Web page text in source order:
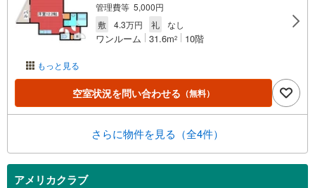
もっと見る
管理費等 5,000円
敷
4.3万円 礼 なし
ワンルーム 31.6m2 10階
空室状況を問い合わせる （無料）
さらに物件を見る（全4件）
アメリカクラブ